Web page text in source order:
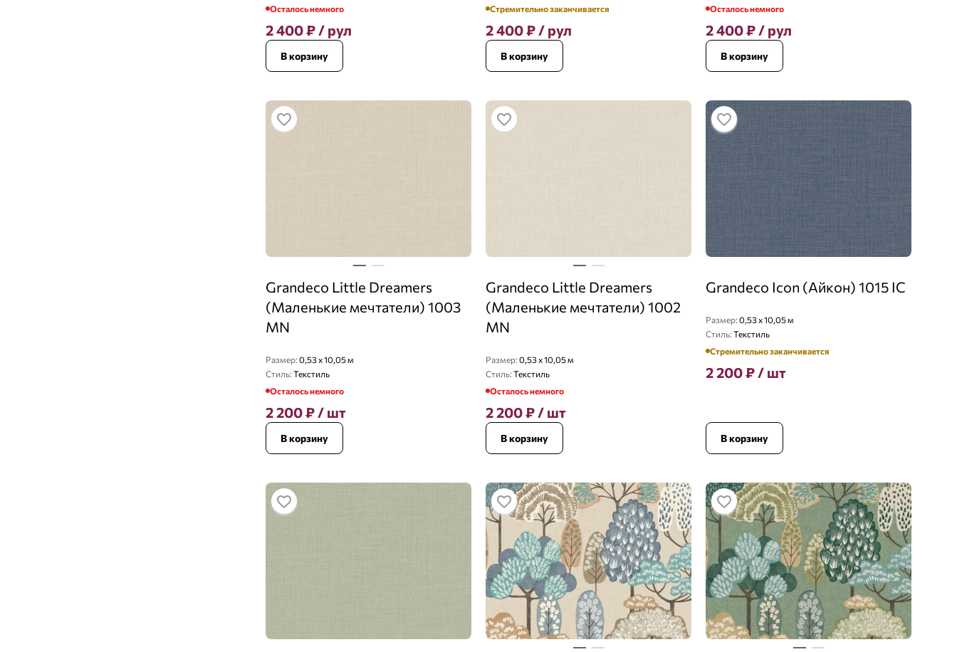
Осталось немного
2 400₽/ рул
В корзину
Стремительно заканчивается
2 400₽/ рул
В корзину
Осталось немного
2 400₽/ рул
В корзину
Grandeco Little Dreamers
(Маленькие мечтатели) 1003
MN
Размер: 0,53 x 10,05 м
Стиль: Текстиль
Осталось немного
2 200₽/ шт
В корзину
Grandeco Little Dreamers
(Маленькие мечтатели) 1002
MN
Размер: 0,53 x 10,05 м
Стиль: Текстиль
Осталось немного
2 200₽/ шт
В корзину
Grandeco Icon (Айкон) 1015 IC
Размер: 0,53 x 10,05 м
Стиль: Текстиль
Стремительно заканчивается
2 200₽/ шт
В корзину